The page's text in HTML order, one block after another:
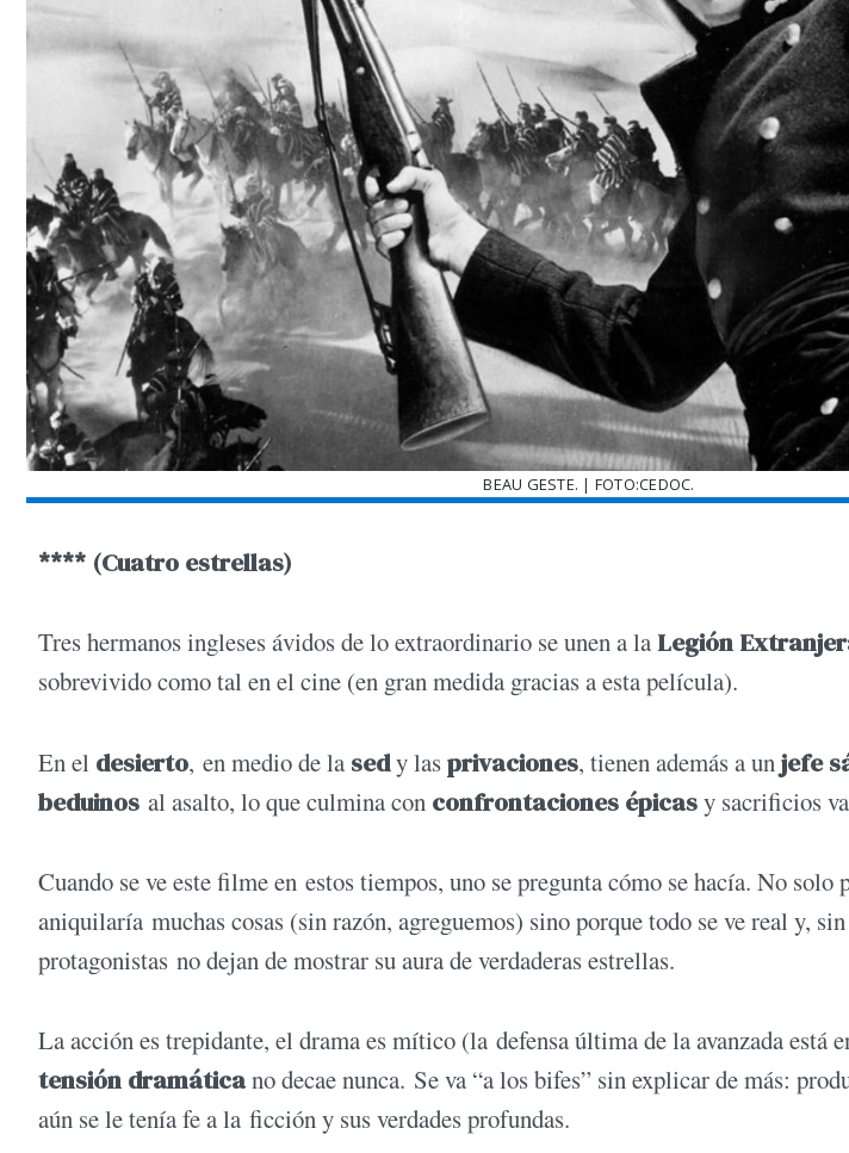
BEAU GESTE. | FOTO:CEDOC.
**** (Cuatro estrellas)
Tres hermanos ingleses ávidos de lo extraordinario se unen a la Legión
sobrevivido como tal en el cine (en gran medida gracias a esta película).
En el desierto, en medio de la sedy lasprivaciones, tienen además a unjefe
beduinos al asalto, lo que culmina con confrontaciones épicasy sacrificios
Cuando se ve este filme en estos tiempos, uno se pregunta cómo se hacía. No
aniquilaría muchas cosas (sin razón, agreguemos) sino porque todo se ve real y,
protagonistas no dejan de mostrar su aura de verdaderas estrellas.
La acción es trepidante, el drama es mítico (la defensa última de la avanzada está
tensión dramáticano decae nunca. Se va “a los bifes” sin explicar de más:
aún se le tenía fe a la ficción y sus verdades profundas.